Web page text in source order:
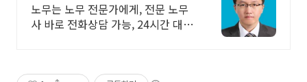
노무는 노무 전문가에게, 전문 노무
사 바로 전화상담 가능, 24시간 대기